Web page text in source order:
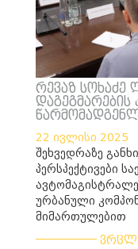
რევაზ სოხაძე
დაგეგმარების
22 ივლისი 2025
შეხვედრაზე
პერსპექტივები
ურბანული
მიმართულებით